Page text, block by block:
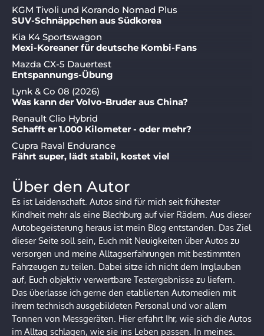
KGM Tivoli und Korando Nomad Plus
SUV-Schnäppchen aus Südkorea
Kia K4 Sportswagon
Mexi-Koreaner für deutsche Kombi-Fans
Mazda CX-5 Dauertest
Entspannungs-Übung
Lynk & Co 08 (2026)
Was kann der Volvo-Bruder aus China?
Renault Clio Hybrid
Schafft er 1.000 Kilometer - oder mehr?
Cupra Raval Endurance
Fährt super, lädt stabil, kostet viel
Über den Autor
Es ist Leidenschaft. Autos sind für mich seit frühester
Kindheit mehr als eine Blechburg auf vier Rädern. Aus dieser
Autobegeisterung heraus ist mein Blog entstanden. Das Ziel
dieser Seite soll sein, Euch mit Neuigkeiten über Autos zu
versorgen und meine Alltagserfahrungen mit bestimmten
Fahrzeugen zu teilen. Dabei sitze ich nicht dem Irrglauben
auf, Euch objektiv verwertbare Testergebnisse zu liefern.
Das überlasse ich gerne den etablierten Automedien mit
ihrem technisch ausgebildeten Personal und vor allem
Tonnen von Messgeräten. Hier erfahrt Ihr, wie sich die Autos
im Alltag schlagen, wie sie ins Leben passen. In meines.